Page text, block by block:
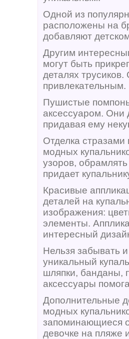
Одной из
расположены на
добавляют
Другим
могут быть
деталях
привлекательным.
Пушистые
аксессуаром. Они
придавая ему
Отделка
модных
узоров,
придает
Красивые
деталей на
изображения:
элементы.
интересный
Нельзя забывать
уникальный
шляпки, банданы,
аксессуары
Дополнительные
модных
запоминающиеся
девочке на пляже